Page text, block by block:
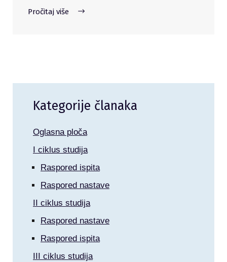
Pročitaj više
Kategorije članaka
Oglasna ploča
I ciklus studija
Raspored ispita
Raspored nastave
II ciklus studija
Raspored nastave
Raspored ispita
III ciklus studija